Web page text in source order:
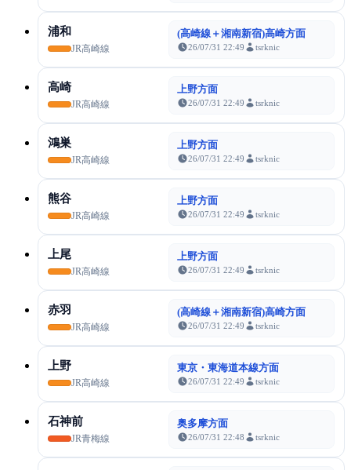
浦和
JR高崎線
(高崎線＋湘南新宿)高崎方面
26/07/31 22:49 tsrknic
高崎
JR高崎線
上野方面
26/07/31 22:49 tsrknic
鴻巣
JR高崎線
上野方面
26/07/31 22:49 tsrknic
熊谷
JR高崎線
上野方面
26/07/31 22:49 tsrknic
上尾
JR高崎線
上野方面
26/07/31 22:49 tsrknic
赤羽
JR高崎線
(高崎線＋湘南新宿)高崎方面
26/07/31 22:49 tsrknic
上野
JR高崎線
東京・東海道本線方面
26/07/31 22:49 tsrknic
石神前
JR青梅線
奥多摩方面
26/07/31 22:48 tsrknic